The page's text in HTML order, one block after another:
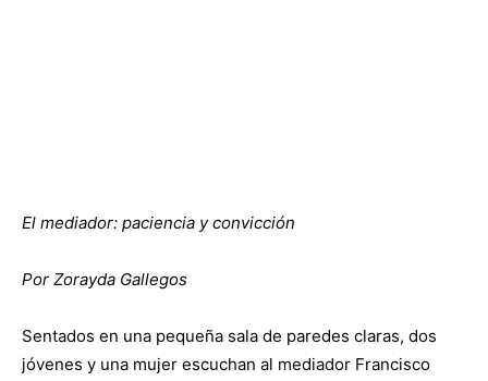
El mediador: paciencia y convicción
Por Zorayda Gallegos
Sentados en una pequeña sala de paredes claras, dos
jóvenes y una mujer escuchan al mediador Francisco